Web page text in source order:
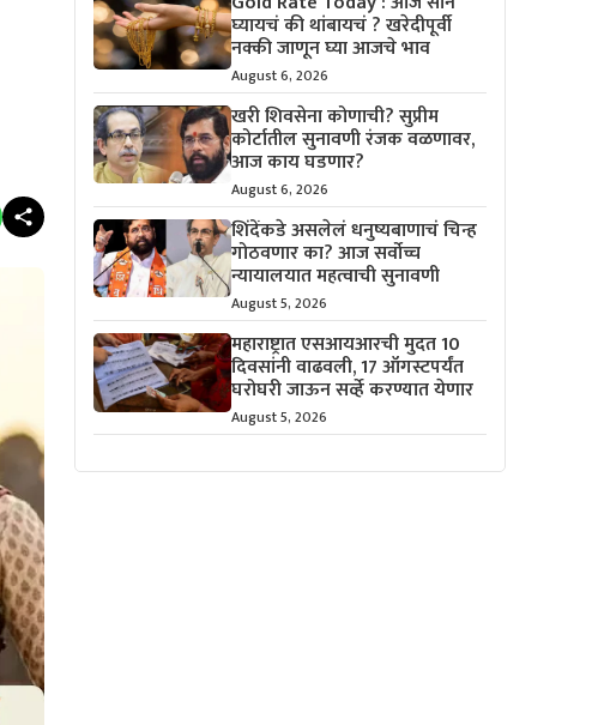
घ्यायचं की थांबायचं ? खरेदीपूर्वी
नक्की जाणून घ्या आजचे भाव
August 6, 2026
खरी शिवसेना कोणाची? सुप्रीम
कोर्टातील सुनावणी रंजक वळणावर,
आज काय घडणार?
August 6, 2026
शिंदेंकडे असलेलं धनुष्यबाणाचं चिन्ह
गोठवणार का? आज सर्वोच्च
न्यायालयात महत्वाची सुनावणी
August 5, 2026
महाराष्ट्रात एसआयआरची मुदत 10
दिवसांनी वाढवली, 17 ऑगस्टपर्यंत
घरोघरी जाऊन सर्व्हे करण्यात येणार
August 5, 2026